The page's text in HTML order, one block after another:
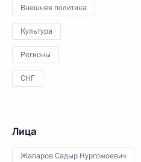
Внешняя политика
Культура
Регионы
СНГ
Лица
Жапаров Садыр Нургожоевич